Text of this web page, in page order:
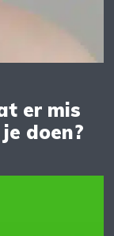
er mis
doen?